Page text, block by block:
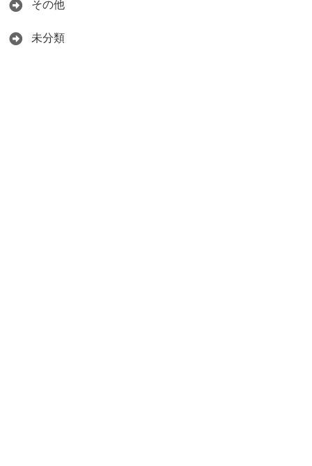
その他
未分類